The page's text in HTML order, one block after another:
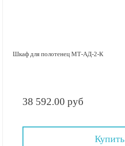
Шкаф для полотенец МТ-АД-2-К
38 592.00 руб
Купить